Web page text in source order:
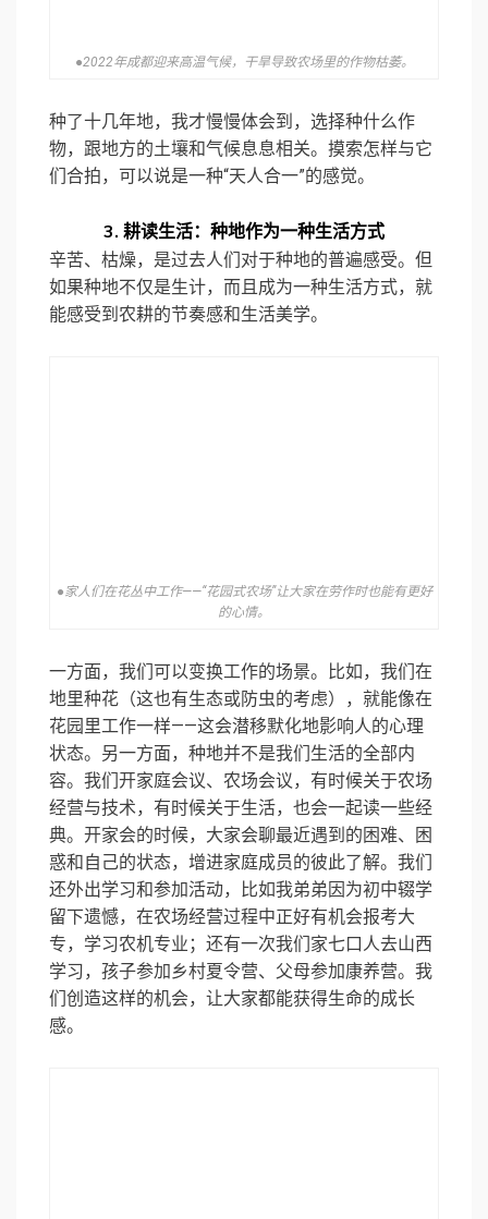
●2022年成都迎来高温气候，干旱导致农场里的作物枯萎。
种了十几年地，我才慢慢体会到，选择种什么作
物，跟地方的土壤和气候息息相关。摸索怎样与它
们合拍，可以说是一种“天人合一”的感觉。
3. 耕读生活：种地作为一种生活方式
辛苦、枯燥，是过去人们对于种地的普遍感受。但
如果种地不仅是生计，而且成为一种生活方式，就
能感受到农耕的节奏感和生活美学。
●家人们在花丛中工作——“花园式农场”让大家在劳作时也能有更好
的心情。
一方面，我们可以变换工作的场景。比如，我们在
地里种花（这也有生态或防虫的考虑），就能像在
花园里工作一样——这会潜移默化地影响人的心理
状态。另一方面，种地并不是我们生活的全部内
容。我们开家庭会议、农场会议，有时候关于农场
经营与技术，有时候关于生活，也会一起读一些经
典。开家会的时候，大家会聊最近遇到的困难、困
惑和自己的状态，增进家庭成员的彼此了解。我们
还外出学习和参加活动，比如我弟弟因为初中辍学
留下遗憾，在农场经营过程中正好有机会报考大
专，学习农机专业；还有一次我们家七口人去山西
学习，孩子参加乡村夏令营、父母参加康养营。我
们创造这样的机会，让大家都能获得生命的成长
感。